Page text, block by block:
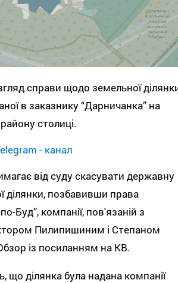
справи щодо земельної
в заказнику “Дарничанка” на
столиці.
- канал
від суду скасувати державну
ділянки, позбавивши права
Буд”, компанії, пов'язаній з
Пилипишиним і Степаном
із посиланням на КВ.
ділянка була надана компанії